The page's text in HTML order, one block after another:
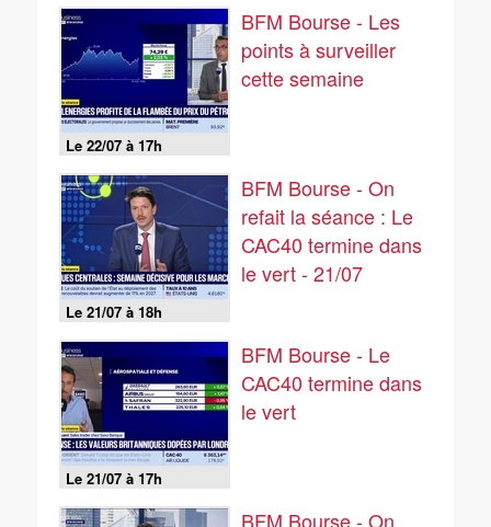
Le 22/07 à 17h
BFM Bourse - Les
points à surveiller
cette semaine
Le 21/07 à 18h
BFM Bourse - On
refait la séance : Le
CAC40 termine dans
le vert - 21/07
Le 21/07 à 17h
BFM Bourse - Le
CAC40 termine dans
le vert
BFM Bourse - On